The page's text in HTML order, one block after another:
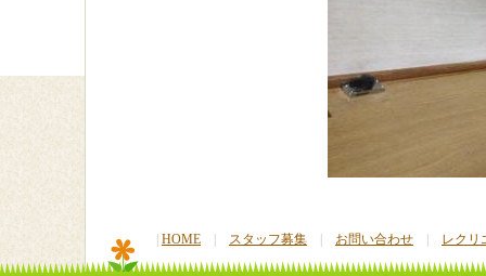
HOME スタッフ募集 お問い合わせ レクリ